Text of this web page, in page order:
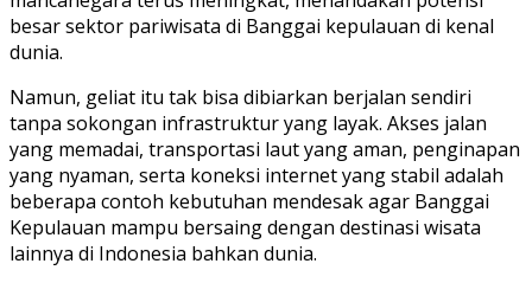
besar sektor pariwisata di Banggai kepulauan di kenal
dunia.
Namun, geliat itu tak bisa dibiarkan berjalan sendiri
tanpa sokongan infrastruktur yang layak. Akses jalan
yang memadai, transportasi laut yang aman, penginapan
yang nyaman, serta koneksi internet yang stabil adalah
beberapa contoh kebutuhan mendesak agar Banggai
Kepulauan mampu bersaing dengan destinasi wisata
lainnya di Indonesia bahkan dunia.